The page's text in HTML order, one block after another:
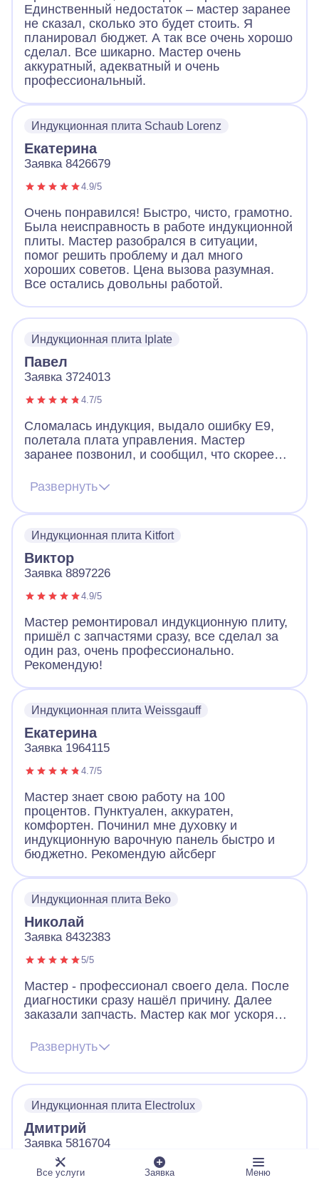
Единственный недостаток – мастер заранее
не сказал, сколько это будет стоить. Я
планировал бюджет. А так все очень хорошо
сделал. Все шикарно. Мастер очень
аккуратный, адекватный и очень
профессиональный.
Индукционная плита Schaub Lorenz
Екатерина
Заявка 8426679
4.9/5
Очень понравился! Быстро, чисто, грамотно.
Была неисправность в работе индукционной
плиты. Мастер разобрался в ситуации,
помог решить проблему и дал много
хороших советов. Цена вызова разумная.
Все остались довольны работой.
Индукционная плита Iplate
Павел
Заявка 3724013
4.7/5
Сломалась индукция, выдало ошибку Е9,
полетала плата управления. Мастер
заранее позвонил, и сообщил, что скорее
починить и без замены. Цена на платы
начинается от 12к и выше. Мастер приехал,
все продиагностировал и смог починить без
Развернуть
Индукционная плита Kitfort
Виктор
Заявка 8897226
4.9/5
Мастер ремонтировал индукционную плиту,
пришёл с запчастями сразу, все сделал за
один раз, очень профессионально.
Рекомендую!
Индукционная плита Weissgauff
Екатерина
Заявка 1964115
4.7/5
Мастер знает свою работу на 100
процентов. Пунктуален, аккуратен,
комфортен. Починил мне духовку и
индукционную варочную панель быстро и
бюджетно. Рекомендую айсберг
Индукционная плита Beko
Николай
Заявка 8432383
5/5
Мастер - профессионал своего дела. После
диагностики сразу нашёл причину. Далее
заказали запчасть. Мастер как мог ускорял
запчасть, поставили, все работает. Видно,
что человек переживает за клиента. Ещё
дал ценные советы по использованию
посуды для плиты. Огромное спасибо!
Развернуть
Индукционная плита Electrolux
Дмитрий
Заявка 5816704
Все услуги Заявка Меню